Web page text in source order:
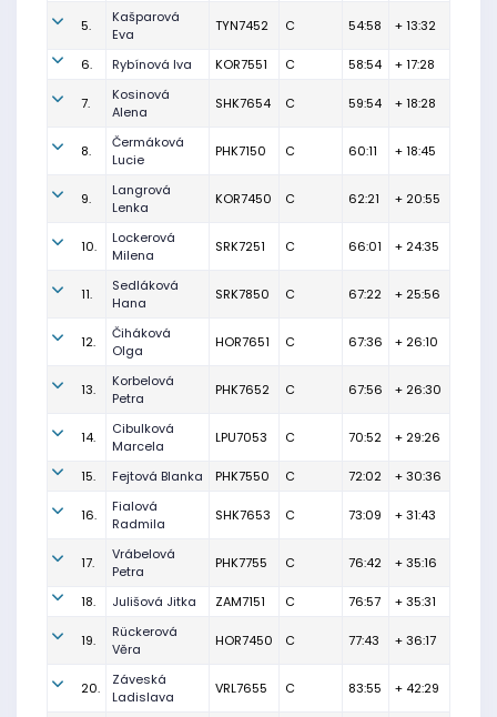
5.
Kašparová
Eva
TYN7452 C 54:58 + 13:32
6. Rybínová Iva KOR7551 C 58:54 + 17:28
7.
Kosinová
Alena
SHK7654 C 59:54 + 18:28
8.
Čermáková
Lucie
PHK7150 C 60:11 + 18:45
9.
Langrová
Lenka
KOR7450 C 62:21 + 20:55
10.
Lockerová
Milena
SRK7251 C 66:01 + 24:35
11.
Sedláková
Hana
SRK7850 C 67:22 + 25:56
12.
Čiháková
Olga
HOR7651 C 67:36 + 26:10
13.
Korbelová
Petra
PHK7652 C 67:56 + 26:30
14.
Cibulková
Marcela
LPU7053 C 70:52 + 29:26
15. Fejtová Blanka PHK7550 C 72:02 + 30:36
16.
Fialová
Radmila
SHK7653 C 73:09 + 31:43
17.
Vrábelová
Petra
PHK7755 C 76:42 + 35:16
18. Julišová Jitka ZAM7151 C 76:57 + 35:31
19.
Rückerová
Věra
HOR7450 C 77:43 + 36:17
20.
Záveská
Ladislava
VRL7655 C 83:55 + 42:29